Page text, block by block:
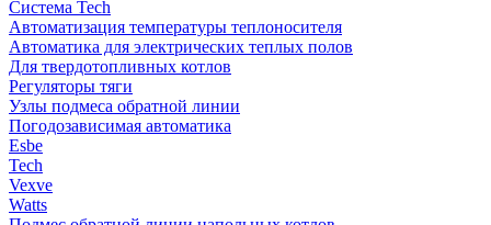
Система Tech
Автоматизация температуры теплоносителя
Автоматика для электрических теплых полов
Для твердотопливных котлов
Регуляторы тяги
Узлы подмеса обратной линии
Погодозависимая автоматика
Esbe
Tech
Vexve
Watts